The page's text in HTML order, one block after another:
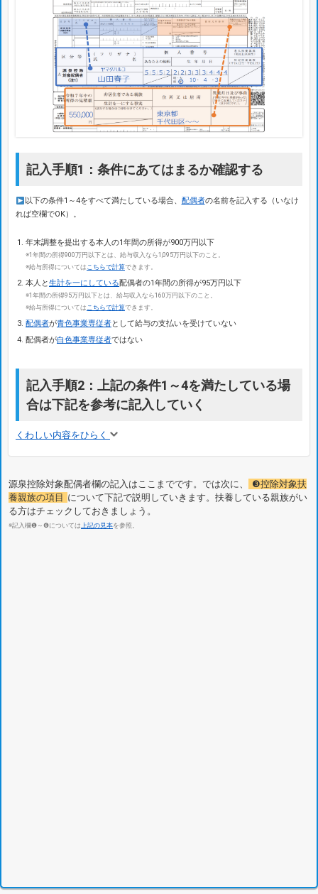
記入手順1：条件にあてはまるか確認する
以下の条件1～4をすべて満たしている場合、 配偶者の名前を記入する（いなけ
れば空欄でOK）。
年末調整を提出する本人の1年間の所得が900万円以下
※1年間の所得900万円以下とは、給与収入なら1,095万円以下のこと。
※給与所得については こちらで計算できます。
本人と生計を一にしている配偶者の1年間の所得が95万円以下
※1年間の所得95万円以下とは、給与収入なら160万円以下のこと。
※給与所得については こちらで計算できます。
配偶者が青色事業専従者として給与の支払いを受けていない
配偶者が白色事業専従者ではない
記入手順2：上記の条件1～4を満たしている場
合は下記を参考に記入していく
くわしい内容をひらく
源泉控除対象配偶者欄の記入はここまでです。では次に、
❸控除対象扶
養親族の項目 について下記で説明していきます。扶養している親族がい
る方はチェックしておきましょう。
※記入欄❶～❻については上記の見本を参照。